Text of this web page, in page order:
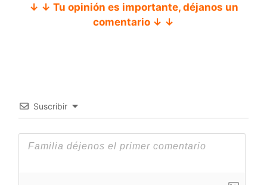
↓ ↓ Tu opinión es importante, déjanos un
comentario ↓ ↓
Suscribir